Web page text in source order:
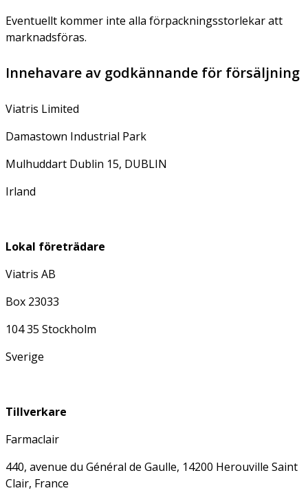
Eventuellt kommer inte alla förpackningsstorlekar att
marknadsföras.
Innehavare av godkännande för försäljning
Viatris Limited
Damastown Industrial Park
Mulhuddart Dublin 15, DUBLIN
Irland
Lokal företrädare
Viatris AB
Box 23033
104 35 Stockholm
Sverige
Tillverkare
Farmaclair
440, avenue du Général de Gaulle, 14200 Herouville Saint
Clair, France